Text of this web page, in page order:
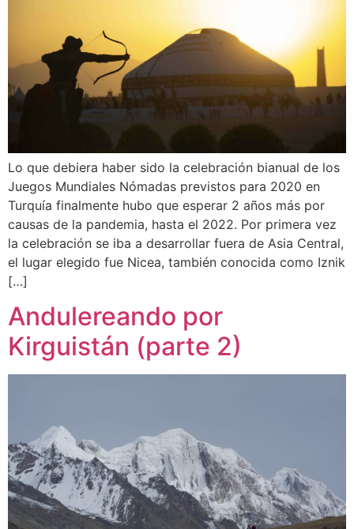
Lo que debiera haber sido la celebración bianual de los
Juegos Mundiales Nómadas previstos para 2020 en
Turquía finalmente hubo que esperar 2 años más por
causas de la pandemia, hasta el 2022. Por primera vez
la celebración se iba a desarrollar fuera de Asia Central,
el lugar elegido fue Nicea, también conocida como Iznik
[…]
Andulereando por
Kirguistán (parte 2)